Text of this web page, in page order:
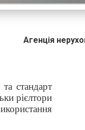
Агенція
стандарт
рієлтори